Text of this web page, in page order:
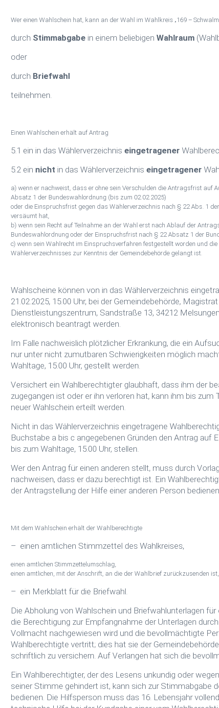
Wer einen Wahlschein hat, kann an der Wahl im Wahlkreis „169 –
durch Stimmabgabe in einem beliebigen Wahlraum
oder
durch Briefwahl
teilnehmen.
Einen Wahlschein erhält auf Antrag
5.1 ein in das Wählerverzeichnis eingetragener
5.2 ein nicht in das Wählerverzeichnis eingetragener
a) wenn er nachweist, dass er ohne sein Verschulden die Antragsfrist auf
Absatz 1 der Bundeswahlordnung (bis zum 02.02.2025)
oder die Einspruchsfrist gegen das Wählerverzeichnis nach § 22 Abs. 1
versäumt hat,
b) wenn sein Recht auf Teilnahme an der Wahl erst nach Ablauf der
Bundeswahlordnung oder der Einspruchsfrist nach § 22 Absatz 1 der
c) wenn sein Wahlrecht im Einspruchsverfahren festgestellt worden und
Wählerverzeichnisses zur Kenntnis der Gemeindebehörde gelangt ist.
Wahlscheine können von in das Wählerverzeichnis
21.02.2025, 15.00 Uhr, bei der Gemeindebehörde,
Dienstleistungszentrum, Sandstraße 13, 34212
elektronisch beantragt werden.
Im Falle nachweislich plötzlicher Erkrankung, die ein
nur unter nicht zumutbaren Schwierigkeiten möglich
Wahltage, 15.00 Uhr, gestellt werden.
Versichert ein Wahlberechtigter glaubhaft, dass ihm der
zugegangen ist oder er ihn verloren hat, kann ihm bis zum
neuer Wahlschein erteilt werden.
Nicht in das Wählerverzeichnis eingetragene
Buchstabe a bis c angegebenen Gründen den Antrag auf
bis zum Wahltage, 15.00 Uhr, stellen.
Wer den Antrag für einen anderen stellt, muss durch
nachweisen, dass er dazu berechtigt ist. Ein
der Antragstellung der Hilfe einer anderen Person
Mit dem Wahlschein erhält der Wahlberechtigte
– einen amtlichen Stimmzettel des Wahlkreises,
einen amtlichen Stimmzettelumschlag,
einen amtlichen, mit der Anschrift, an die der Wahlbrief zurückzusenden
– ein Merkblatt für die Briefwahl.
Die Abholung von Wahlschein und Briefwahlunterlagen
die Berechtigung zur Empfangnahme der Unterlagen
Vollmacht nachgewiesen wird und die bevollmächtigte
Wahlberechtigte vertritt; dies hat sie der
schriftlich zu versichern. Auf Verlangen hat sich die
Ein Wahlberechtigter, der des Lesens unkundig oder
seiner Stimme gehindert ist, kann sich zur Stimmabgabe
bedienen. Die Hilfsperson muss das 16. Lebensjahr